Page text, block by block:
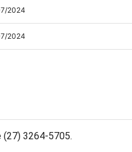
2024
2024
3264-5705.